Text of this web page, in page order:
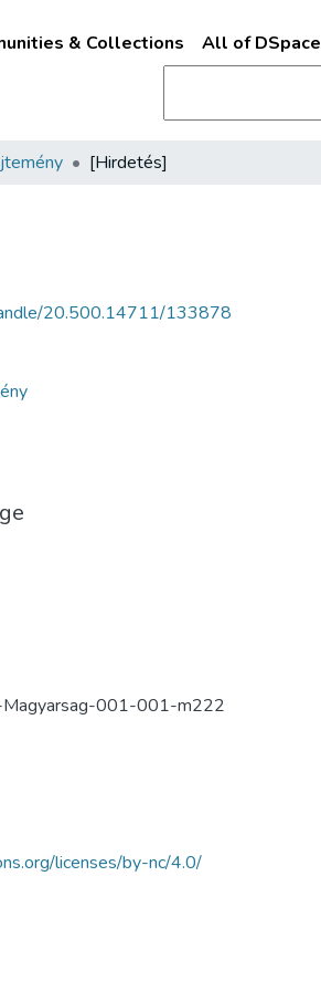
& Collections All of DSpace
[Hirdetés]
20.500.14711/133878
001-001-m222
licenses/by-nc/4.0/